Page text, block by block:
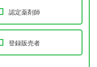
認定薬剤師
登録販売者